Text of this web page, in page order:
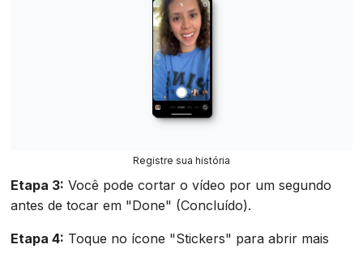
Registre sua história
Etapa 3: Você pode cortar o vídeo por um segundo
antes de tocar em "Done" (Concluído).
Etapa 4: Toque no ícone "Stickers" para abrir mais